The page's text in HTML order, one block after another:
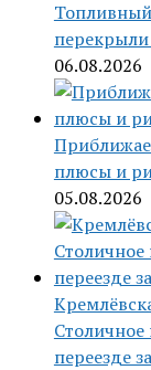
06.08.2026
плюсы и
05.08.2026
Столичное
переезде